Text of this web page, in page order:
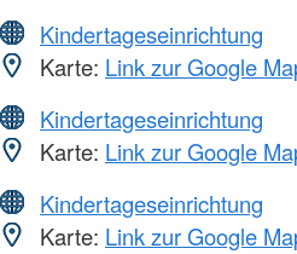
Kindertageseinrichtung
Karte: Link zur Google
Kindertageseinrichtung
Karte: Link zur Google
Kindertageseinrichtung
Karte: Link zur Google